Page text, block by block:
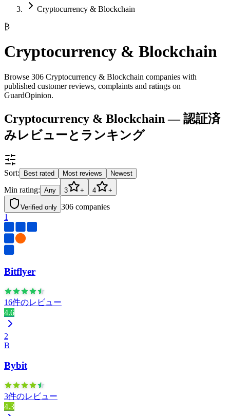
Cryptocurrency & Blockchain
₿
Cryptocurrency & Blockchain
Browse 306 Cryptocurrency & Blockchain companies with
published customer reviews, complaints and ratings on
GuardOpinion.
Cryptocurrency & Blockchain — 認証済
みレビューとランキング
Sort: Best rated Most reviews Newest
Min rating: Any 3 + 4 +
Verified only 306 companies
1
Bitflyer
16件のレビュー
4.6
2
B
Bybit
3件のレビュー
4.3